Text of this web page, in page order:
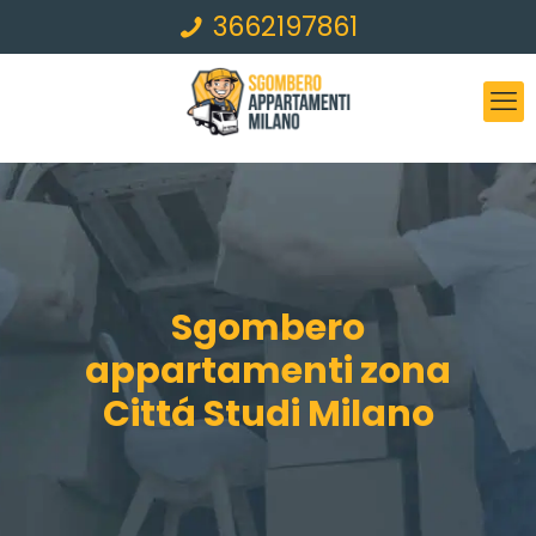
3662197861
Sgombero
appartamenti zona
Cittá Studi Milano